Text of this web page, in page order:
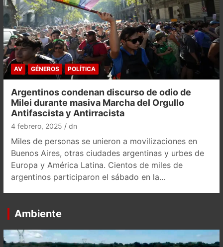
AV GÉNEROS POLÍTICA
Argentinos condenan discurso de odio de
Milei durante masiva Marcha del Orgullo
Antifascista y Antirracista
4 febrero, 2025 dn
Miles de personas se unieron a movilizaciones en
Buenos Aires, otras ciudades argentinas y urbes de
Europa y América Latina. Cientos de miles de
argentinos participaron el sábado en la…
Ambiente